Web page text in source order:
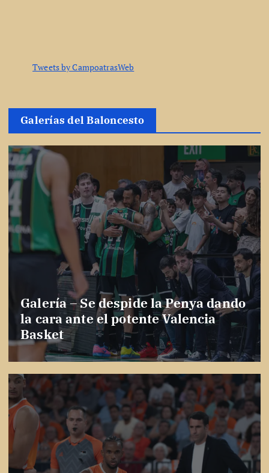
Tweets by CampoatrasWeb
Galerías del Baloncesto
Galería – Se despide la Penya dando
la cara ante el potente Valencia
Basket